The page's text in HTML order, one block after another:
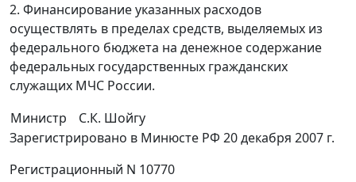
2. Финансирование указанных расходов
осуществлять в пределах средств, выделяемых из
федерального бюджета на денежное содержание
федеральных государственных гражданских
служащих МЧС России.
Министр
С.К. Шойгу
Зарегистрировано в Минюсте РФ 20 декабря 2007 г.
Регистрационный N 10770